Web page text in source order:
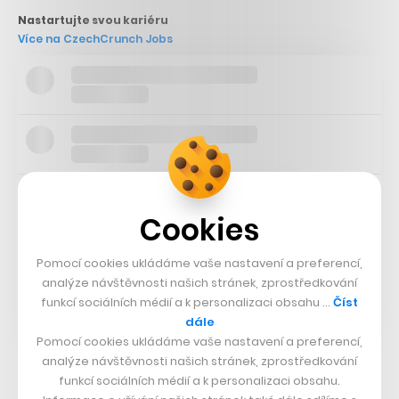
Nastartujte svou kariéru
Více na CzechCrunch Jobs
Další růst akcií by mohl přijít během dalších týdnů, ve
Cookies
Pomocí cookies ukládáme vaše nastavení a preferencí,
analýze návštěvnosti našich stránek, zprostředkování
funkcí sociálních médií a k personalizaci obsahu … Číst
dále
Pomocí cookies ukládáme vaše nastavení a preferencí,
analýze návštěvnosti našich stránek, zprostředkování
funkcí sociálních médií a k personalizaci obsahu.